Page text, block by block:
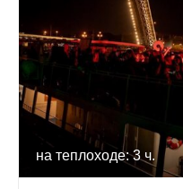
на теплоходе: 3 ч.